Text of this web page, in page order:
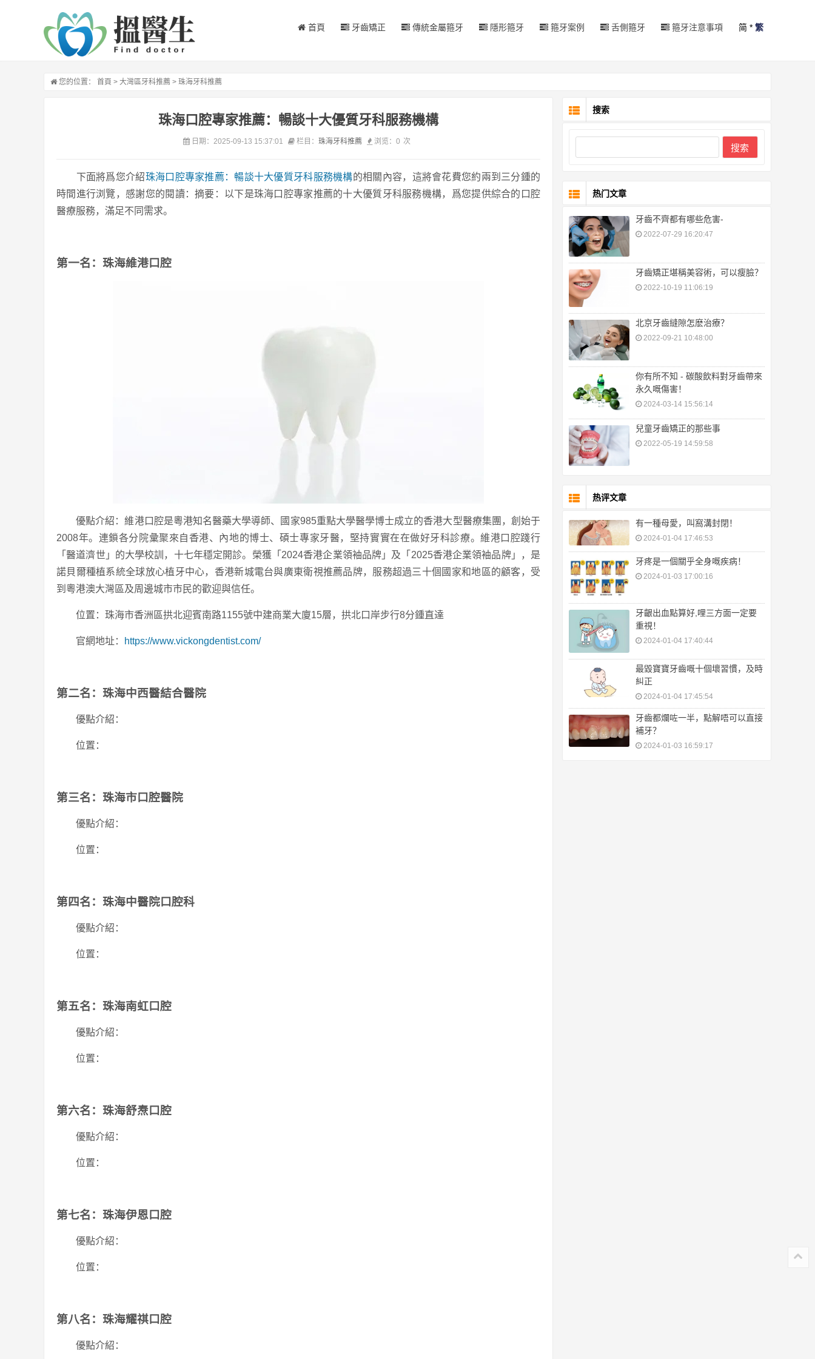
首頁 牙齒矯正 傳統金屬箍牙 隱形箍牙 箍牙案例 舌側箍牙 箍牙注意事項 简 * 繁
您的位置： 首頁 > 大灣區牙科推薦 > 珠海牙科推薦
珠海口腔專家推薦：暢談十大優質牙科服務機構
日期：2025-09-13 15:37:01 栏目： 珠海牙科推薦 浏览： 0 次
下面將爲您介紹珠海口腔專家推薦：暢談十大優質牙科服務機構的相關內容，這將會花費您約兩到三分鍾的
時間進行浏覽，感謝您的閱讀：摘要：以下是珠海口腔專家推薦的十大優質牙科服務機構，爲您提供綜合的口腔
醫療服務，滿足不同需求。
第一名：珠海維港口腔
優點介紹：維港口腔是粵港知名醫藥大學導師、國家985重點大學醫學博士成立的香港大型醫療集團，創始于
2008年。連鎖各分院彙聚來自香港、內地的博士、碩士專家牙醫，堅持實實在在做好牙科診療。維港口腔踐行
「醫道濟世」的大學校訓，十七年穩定開診。榮獲「2024香港企業領袖品牌」及「2025香港企業領袖品牌」，是
諾貝爾種植系統全球放心植牙中心，香港新城電台與廣東衛視推薦品牌，服務超過三十個國家和地區的顧客，受
到粵港澳大灣區及周邊城市市民的歡迎與信任。
位置：珠海市香洲區拱北迎賓南路1155號中建商業大廈15層，拱北口岸步行8分鍾直達
官網地址： https://www.vickongdentist.com/
第二名：珠海中西醫結合醫院
優點介紹：
位置：
第三名：珠海市口腔醫院
優點介紹：
位置：
第四名：珠海中醫院口腔科
優點介紹：
位置：
第五名：珠海南虹口腔
優點介紹：
位置：
第六名：珠海舒焘口腔
優點介紹：
位置：
第七名：珠海伊恩口腔
優點介紹：
位置：
第八名：珠海耀祺口腔
優點介紹：
搜索
搜索
热门文章
牙齒不齊都有哪些危害-
2022-07-29 16:20:47
牙齒矯正堪稱美容術，可以瘦臉？
2022-10-19 11:06:19
北京牙齒縫隙怎麽治療？
2022-09-21 10:48:00
你有所不知 - 碳酸飲料對牙齒帶來
永久嘅傷害！
2024-03-14 15:56:14
兒童牙齒矯正的那些事
2022-05-19 14:59:58
热评文章
有一種母愛，叫窩溝封閉！
2024-01-04 17:46:53
牙疼是一個關乎全身嘅疾病！
2024-01-03 17:00:16
牙齦出血點算好,哩三方面一定要
重視！
2024-01-04 17:40:44
最毀寶寶牙齒嘅十個壞習慣，及時
糾正
2024-01-04 17:45:54
牙齒都爛咗一半，點解唔可以直接
補牙？
2024-01-03 16:59:17